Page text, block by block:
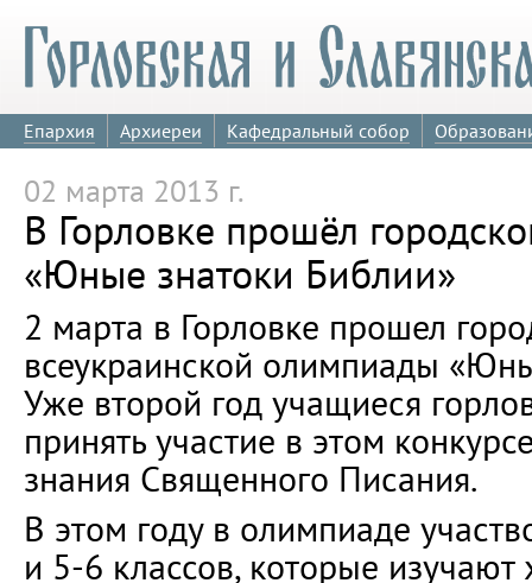
Епархия Архиереи Кафедральный собор
02 марта 2013 г.
В Горловке прошёл
«Юные знатоки Библии»
2 марта в Горловке прошел
всеукраинской олимпиады
Уже второй год учащиеся
принять участие в этом
знания Священного Писания.
В этом году в олимпиаде
и 5-6 классов, которые изучают